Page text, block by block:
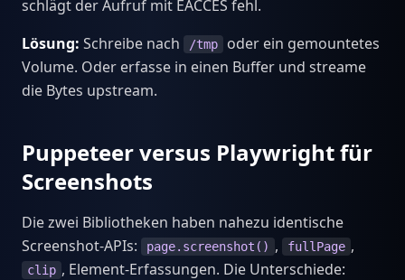
schlägt der Aufruf mit EACCES fehl.
Lösung: Schreibe nach /tmp
oder ein gemountetes
Volume. Oder erfasse in einen Buffer und streame
die Bytes upstream.
Puppeteer versus Playwright für
Screenshots
Die zwei Bibliotheken haben nahezu identische
Screenshot-APIs:
page.screenshot() , fullPage ,
clip , Element-Erfassungen. Die Unterschiede: